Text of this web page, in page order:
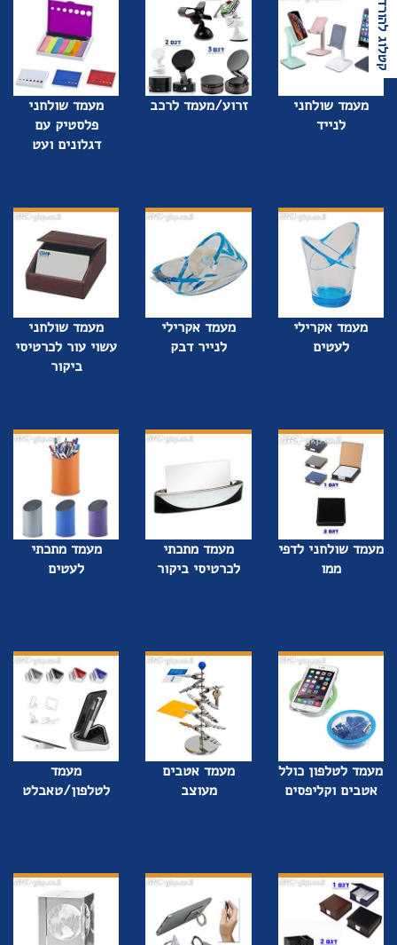
קטלוג להורדה
מעמד שולחני
לנייד
זרוע/מעמד לרכב
מעמד שולחני
פלסטיק עם
דגלונים ועט
מעמד אקרילי
לעטים
מעמד אקרילי
לנייר דבק
מעמד שולחני
עשוי עור לכרטיסי
ביקור
מעמד שולחני לדפי
ממו
מעמד מתכתי
לכרטיסי ביקור
מעמד מתכתי
לעטים
מעמד לטלפון כולל
אטבים וקליפסים
מעמד אטבים
מעוצב
מעמד
לטלפון/טאבלט